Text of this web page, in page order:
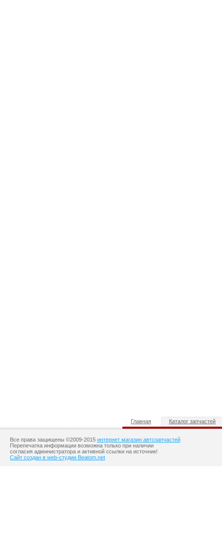
Главная Каталог запчастей
Все права защищены ©2009-2015 интернет магазин автозапчастей
Перепечатка информации возможна только при наличии
согласия администратора и активной ссылки на источник!
Сайт создан в web-студии Beatom.net